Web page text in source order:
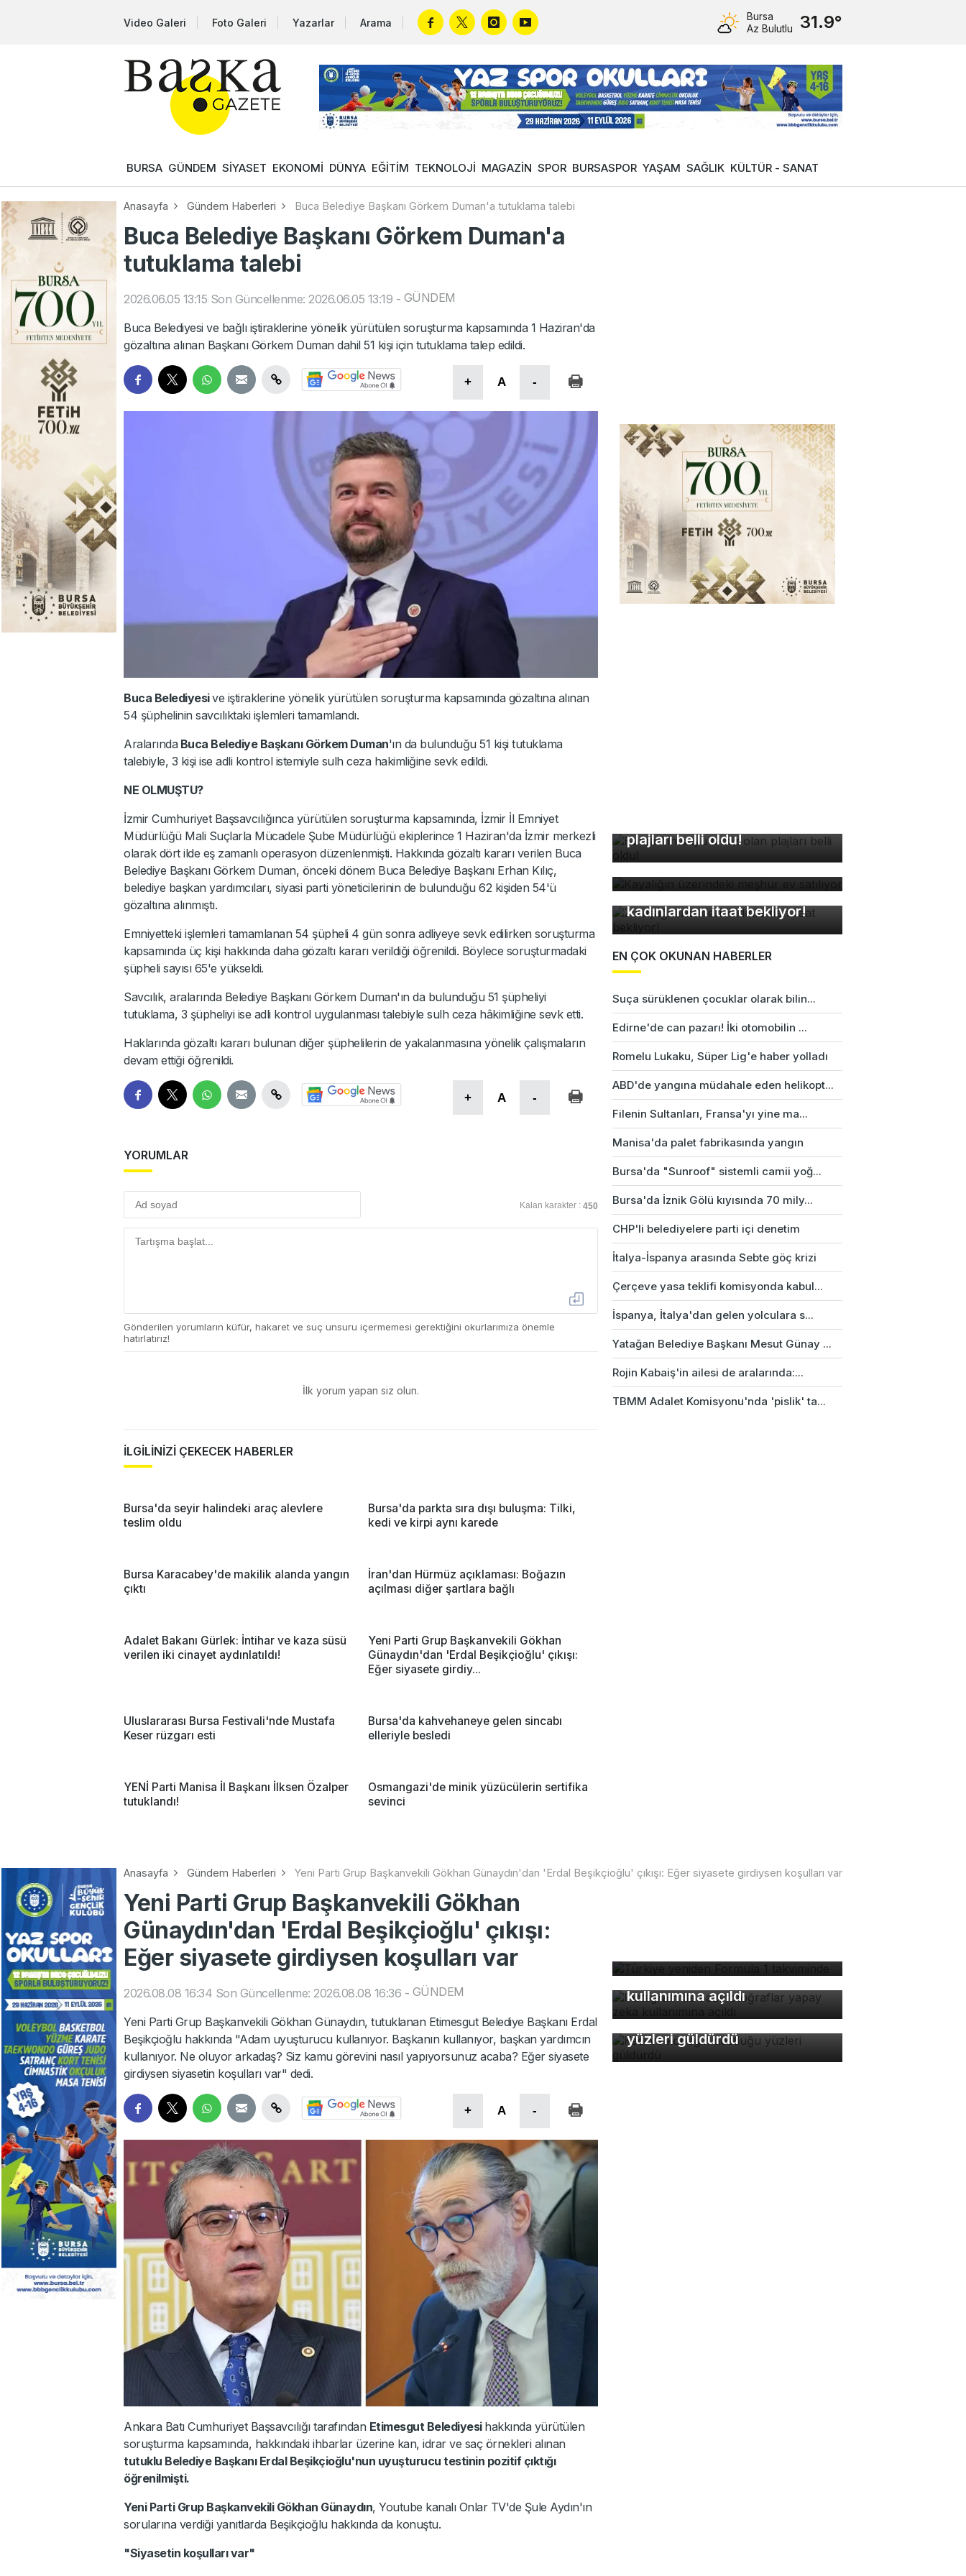
Video Galeri Foto Galeri Yazarlar Arama
Bursa
Az Bulutlu
31.9°
BURSA GÜNDEM SİYASET EKONOMİ DÜNYA EĞİTİM TEKNOLOJİ MAGAZİN SPOR BURSASPOR YAŞAM SAĞLIK KÜLTÜR - SANAT
Anasayfa Gündem Haberleri Buca Belediye Başkanı Görkem Duman'a tutuklama talebi
Buca Belediye Başkanı Görkem Duman'a
tutuklama talebi
2026.06.05 13:15 Son Güncellenme: 2026.06.05 13:19 - GÜNDEM
Buca Belediyesi ve bağlı iştiraklerine yönelik yürütülen soruşturma kapsamında 1 Haziran'da
gözaltına alınan Başkanı Görkem Duman dahil 51 kişi için tutuklama talep edildi.
+ A -
Buca Belediyesive iştiraklerine yönelik yürütülen soruşturma kapsamında gözaltına alınan
54 şüphelinin savcılıktaki işlemleri tamamlandı.
Aralarında Buca Belediye Başkanı Görkem Duman'ın da bulunduğu 51 kişi tutuklama
talebiyle, 3 kişi ise adli kontrol istemiyle sulh ceza hakimliğine sevk edildi.
NE OLMUŞTU?
İzmir Cumhuriyet Başsavcılığınca yürütülen soruşturma kapsamında, İzmir İl Emniyet
Müdürlüğü Mali Suçlarla Mücadele Şube Müdürlüğü ekiplerince 1 Haziran'da İzmir merkezli
olarak dört ilde eş zamanlı operasyon düzenlenmişti. Hakkında gözaltı kararı verilen Buca
Belediye Başkanı Görkem Duman, önceki dönem Buca Belediye Başkanı Erhan Kılıç,
belediye başkan yardımcıları, siyasi parti yöneticilerinin de bulunduğu 62 kişiden 54'ü
gözaltına alınmıştı.
Emniyetteki işlemleri tamamlanan 54 şüpheli 4 gün sonra adliyeye sevk edilirken soruşturma
kapsamında üç kişi hakkında daha gözaltı kararı verildiği öğrenildi. Böylece soruşturmadaki
şüpheli sayısı 65'e yükseldi.
Savcılık, aralarında Belediye Başkanı Görkem Duman'ın da bulunduğu 51 şüpheliyi
tutuklama, 3 şüpheliyi ise adli kontrol uygulanması talebiyle sulh ceza hâkimliğine sevk etti.
Haklarında gözaltı kararı bulunan diğer şüphelilerin de yakalanmasına yönelik çalışmaların
devam ettiği öğrenildi.
+ A -
YORUMLAR
Kalan karakter : 450
Gönderilen yorumların küfür, hakaret ve suç unsuru içermemesi gerektiğini okurlarımıza önemle
hatırlatırız!
İlk yorum yapan siz olun.
İLGİLİNİZİ ÇEKECEK HABERLER
Bursa'da seyir halindeki araç alevlere
teslim oldu
Bursa'da parkta sıra dışı buluşma: Tilki,
kedi ve kirpi aynı karede
Bursa Karacabey'de makilik alanda yangın
çıktı
İran'dan Hürmüz açıklaması: Boğazın
açılması diğer şartlara bağlı
Adalet Bakanı Gürlek: İntihar ve kaza süsü
verilen iki cinayet aydınlatıldı!
Yeni Parti Grup Başkanvekili Gökhan
Günaydın'dan 'Erdal Beşikçioğlu' çıkışı:
Eğer siyasete girdiy...
Uluslararası Bursa Festivali'nde Mustafa
Keser rüzgarı esti
Bursa'da kahvehaneye gelen sincabı
elleriyle besledi
YENİ Parti Manisa İl Başkanı İlksen Özalper
tutuklandı!
Osmangazi'de minik yüzücülerin sertifika
sevinci
plajları belli oldu!
Kayalığın üzerindeki meşhur
ev satılıyor
Z kuşağı erkekleri
kadınlardan itaat bekliyor!
EN ÇOK OKUNAN HABERLER
Suça sürüklenen çocuklar olarak bilin...
Edirne'de can pazarı! İki otomobilin ...
Romelu Lukaku, Süper Lig'e haber yolladı
ABD'de yangına müdahale eden helikopt...
Filenin Sultanları, Fransa'yı yine ma...
Manisa'da palet fabrikasında yangın
Bursa'da "Sunroof" sistemli camii yoğ...
Bursa'da İznik Gölü kıyısında 70 mily...
CHP'li belediyelere parti içi denetim
İtalya-İspanya arasında Sebte göç krizi
Çerçeve yasa teklifi komisyonda kabul...
İspanya, İtalya'dan gelen yolculara s...
Yatağan Belediye Başkanı Mesut Günay ...
Rojin Kabaiş'in ailesi de aralarında:...
TBMM Adalet Komisyonu'nda 'pislik' ta...
Anasayfa Gündem Haberleri Yeni Parti Grup Başkanvekili Gökhan Günaydın'dan 'Erdal Beşikçioğlu' çıkışı: Eğer siyasete girdiysen koşulları var
Yeni Parti Grup Başkanvekili Gökhan
Günaydın'dan 'Erdal Beşikçioğlu' çıkışı:
Eğer siyasete girdiysen koşulları var
2026.08.08 16:34 Son Güncellenme: 2026.08.08 16:36 - GÜNDEM
Yeni Parti Grup Başkanvekili Gökhan Günaydın, tutuklanan Etimesgut Belediye Başkanı Erdal
Beşikçioğlu hakkında "Adam uyuşturucu kullanıyor. Başkanın kullanıyor, başkan yardımcın
kullanıyor. Ne oluyor arkadaş? Siz kamu görevini nasıl yapıyorsunuz acaba? Eğer siyasete
girdiysen siyasetin koşulları var" dedi.
+ A -
Ankara Batı Cumhuriyet Başsavcılığı tarafından Etimesgut Belediyesi hakkında yürütülen
soruşturma kapsamında, hakkındaki ihbarlar üzerine kan, idrar ve saç örnekleri alınan
tutuklu Belediye Başkanı Erdal Beşikçioğlu'nun uyuşturucu testinin pozitif çıktığı
öğrenilmişti.
Yeni Parti Grup Başkanvekili Gökhan Günaydın, Youtube kanalı Onlar TV'de Şule Aydın'ın
sorularına verdiği yanıtlarda Beşikçioğlu hakkında da konuştu.
"Siyasetin koşulları var"
Instagram'da bazı
fotoğraflar yapay zeka
kullanımına açıldı
Kedi ve köpeğin dostluğu
yüzleri güldürdü